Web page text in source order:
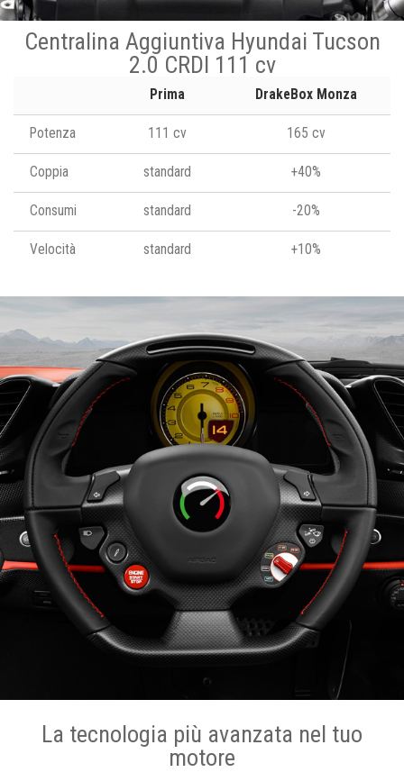
Centralina Aggiuntiva Hyundai Tucson
2.0 CRDI 111 cv
Prima DrakeBox Monza
Potenza 111 cv 165 cv
Coppia standard +40%
Consumi standard -20%
Velocità standard +10%
La tecnologia più avanzata nel tuo
motore